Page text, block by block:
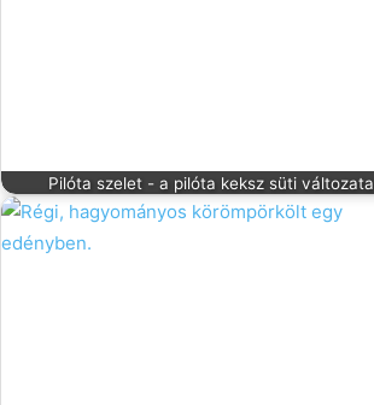
Pilóta szelet - a pilóta keksz süti változata